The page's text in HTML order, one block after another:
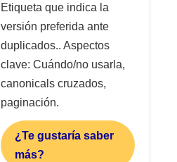
Etiqueta que indica la
versión preferida ante
duplicados.. Aspectos
clave: Cuándo/no usarla,
canonicals cruzados,
paginación.
¿Te gustaría saber
más?